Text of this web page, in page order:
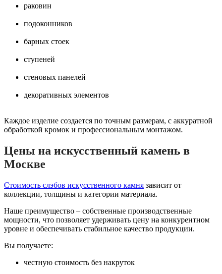
раковин
подоконников
барных стоек
ступеней
стеновых панелей
декоративных элементов
Каждое изделие создается по точным размерам, с аккуратной
обработкой кромок и профессиональным монтажом.
Цены на искусственный камень в
Москве
Стоимость слэбов искусственного камня зависит от
коллекции, толщины и категории материала.
Наше преимущество – собственные производственные
мощности, что позволяет удерживать цену на конкурентном
уровне и обеспечивать стабильное качество продукции.
Вы получаете:
честную стоимость без накруток